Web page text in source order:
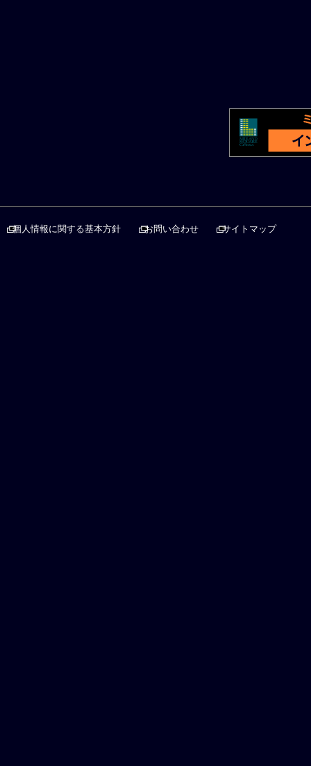
個人情報に関する基本方針 お問い合わせ サイトマップ